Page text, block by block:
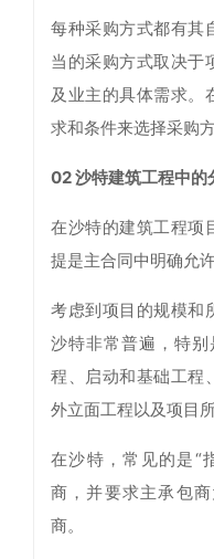
每种采购方式都有其
当的采购方式取决于
及业主的具体需求。
求和条件来选择采购方
02 沙特建筑工程中的
在沙特的建筑工程项
提是主合同中明确允许
考虑到项目的规模和
沙特非常普遍，特
程、启动和基础工程
外立面工程以及项目
在沙特，常见的是“
商，并要求主承包
商。